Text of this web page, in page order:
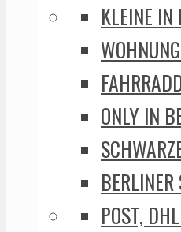
KLEINE IN
ONLY IN
POST,